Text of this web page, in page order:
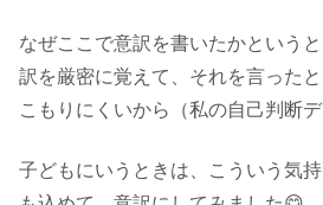
なぜここで意訳を書いたかという
訳を厳密に覚えて、それを言った
こもりにくいから（私の自己判断デ
子どもにいうときは、こういう気